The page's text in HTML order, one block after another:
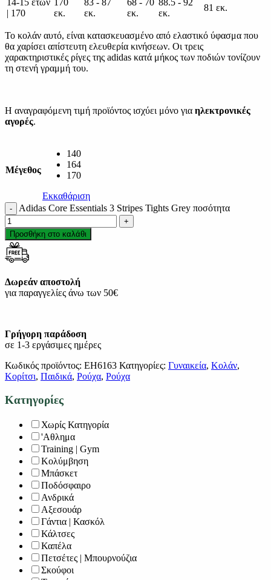
14-15 ετών
| 170
170
εκ.
83 - 87
εκ.
68 - 70
εκ.
88.5 - 92
εκ.
81 εκ.
Το κολάν αυτό, είναι κατασκευασμένο από ελαστικό ύφασμα που
θα χαρίσει απίστευτη ελευθερία κινήσεων. Οι τρεις
χαρακτηριστικές ρίγες της adidas κατά μήκος των ποδιών τονίζουν
τη στενή γραμμή του.
Η αναγραφόμενη τιμή προϊόντος ισχύει μόνο για ηλεκτρονικές
αγορές.
Μέγεθος
140
164
170
Εκκαθάριση
Adidas Core Essentials 3 Stripes Tights Grey ποσότητα
Προσθήκη στο καλάθι
Δωρεάν αποστολή
για παραγγελίες άνω των 50€
Γρήγορη παράδοση
σε 1-3 εργάσιμες ημέρες
Κωδικός προϊόντος: EH6163 Κατηγορίες: Γυναικεία, Κολάν,
Κορίτσι, Παιδικά, Ρούχα, Ρούχα
Κατηγορίες
Χωρίς Κατηγορία
'Αθλημα
Training | Gym
Κολύμβηση
Μπάσκετ
Ποδόσφαιρο
Ανδρικά
Αξεσουάρ
Γάντια | Κασκόλ
Κάλτσες
Καπέλα
Πετσέτες | Μπουρνούζια
Σκούφοι